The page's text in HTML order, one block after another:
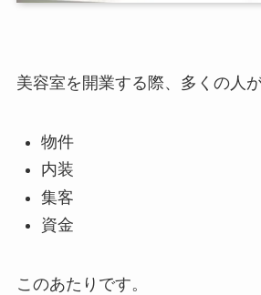
美容室を開業する際、多くの人
物件
内装
集客
資金
このあたりです。